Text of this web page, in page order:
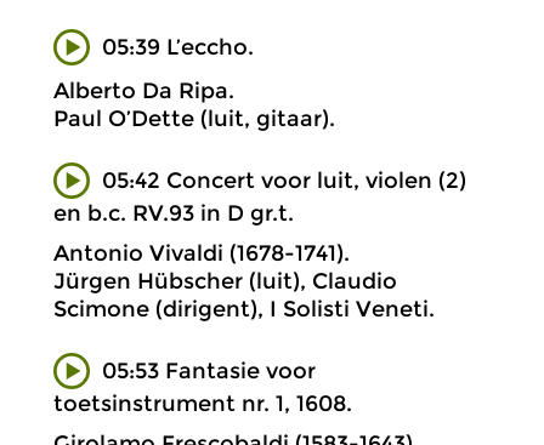
05:39 L’eccho.
Alberto Da Ripa.
Paul O’Dette (luit, gitaar).
05:42 Concert voor luit, violen (2)
en b.c. RV.93 in D gr.t.
Antonio Vivaldi (1678-1741).
Jürgen Hübscher (luit), Claudio
Scimone (dirigent), I Solisti Veneti.
05:53 Fantasie voor
toetsinstrument nr. 1, 1608.